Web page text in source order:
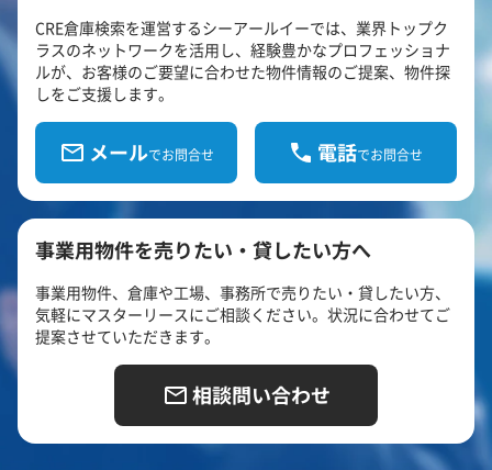
CRE倉庫検索を運営するシーアールイーでは、業界トップク
ラスのネットワークを活用し、経験豊かなプロフェッショナ
ルが、お客様のご要望に合わせた物件情報のご提案、物件探
しをご支援します。
メールでお問合せ 電話でお問合せ
事業用物件を売りたい・貸したい方へ
事業用物件、倉庫や工場、事務所で売りたい・貸したい方、
気軽にマスターリースにご相談ください。状況に合わせてご
提案させていただきます。
相談問い合わせ